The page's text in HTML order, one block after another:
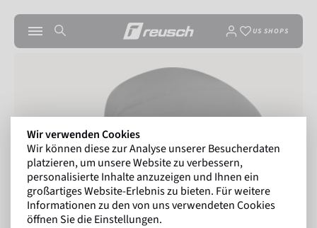
US SHOPS
Wir verwenden Cookies
Wir können diese zur Analyse unserer Besucherdaten
platzieren, um unsere Website zu verbessern,
personalisierte Inhalte anzuzeigen und Ihnen ein
großartiges Website-Erlebnis zu bieten. Für weitere
Informationen zu den von uns verwendeten Cookies
öffnen Sie die Einstellungen.